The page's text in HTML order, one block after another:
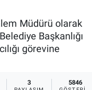
Müdürü olarak
Başkanlığı
görevine
3 5846